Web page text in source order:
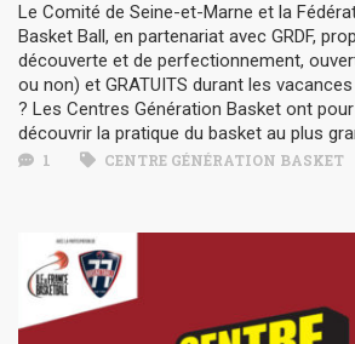
Le Comité de Seine-et-Marne et la
Basket Ball, en partenariat avec GRDF,
découverte et de perfectionnement,
ou non) et GRATUITS durant les
? Les Centres Génération Basket ont
découvrir la pratique du basket au plus
1 CENTRE GÉNÉRATION BASKET